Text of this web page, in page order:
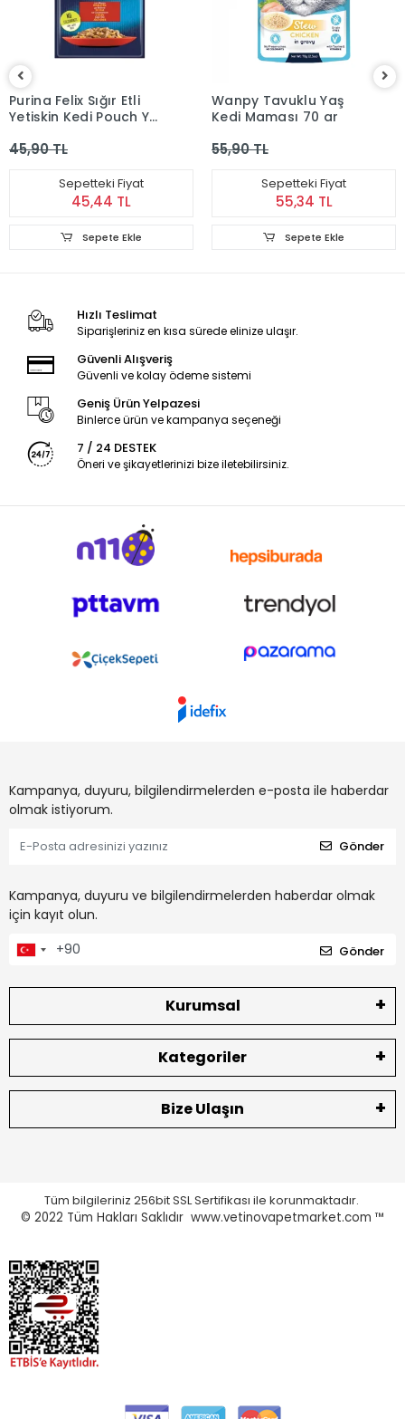
Purina Felix Sığır Etli
Yetişkin Kedi Pouch Yaş
45,90 TL
Sepetteki Fiyat
45,44 TL
Sepete Ekle
Wanpy Tavuklu Yaş
Kedi Maması 70 gr
55,90 TL
Sepetteki Fiyat
55,34 TL
Sepete Ekle
Hızlı Teslimat
Siparişleriniz en kısa sürede elinize ulaşır.
Güvenli Alışveriş
Güvenli ve kolay ödeme sistemi
Geniş Ürün Yelpazesi
Binlerce ürün ve kampanya seçeneği
7 / 24 DESTEK
Öneri ve şikayetlerinizi bize iletebilirsiniz.
Kampanya, duyuru, bilgilendirmelerden e-posta ile haberdar
olmak istiyorum.
Gönder
Kampanya, duyuru ve bilgilendirmelerden haberdar olmak
için kayıt olun.
Gönder
Kurumsal
Kategoriler
Bize Ulaşın
Tüm bilgileriniz 256bit SSL Sertifikası ile korunmaktadır.
© 2022 Tüm Hakları Saklıdır www.vetinovapetmarket.com ™